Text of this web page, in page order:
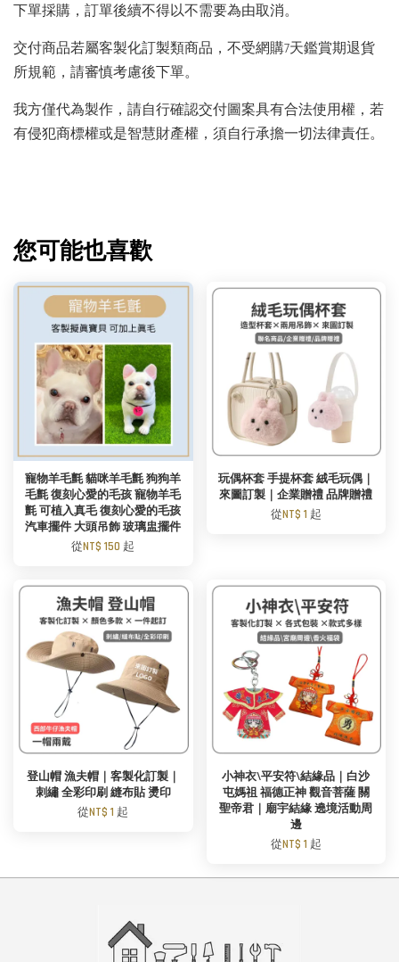
下單採購，訂單後續不得以不需要為由取消。
交付商品若屬客製化訂製類商品，不受網購7天鑑賞期退貨
所規範，請審慎考慮後下單。
我方僅代為製作，請自行確認交付圖案具有合法使用權，若
有侵犯商標權或是智慧財產權，須自行承擔一切法律責任。
您可能也喜歡
寵物羊毛氈 貓咪羊毛氈 狗狗羊
毛氈 復刻心愛的毛孩 寵物羊毛
氈 可植入真毛 復刻心愛的毛孩
汽車擺件 大頭吊飾 玻璃盅擺件
從NT$ 150 起
玩偶杯套 手提杯套 絨毛玩偶｜
來圖訂製｜企業贈禮 品牌贈禮
從NT$ 1 起
登山帽 漁夫帽｜客製化訂製｜
刺繡 全彩印刷 縫布貼 燙印
從NT$ 1 起
小神衣\平安符\結緣品｜白沙
屯媽祖 福德正神 觀音菩薩 關
聖帝君｜廟宇結緣 遶境活動周
邊
從NT$ 1 起